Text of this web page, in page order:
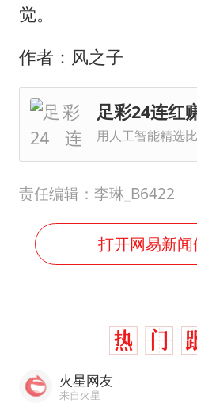
觉。
作者：风之子
足彩24连红
用人工智能精选
责任编辑：李琳_B6422
打开网易新
火星网友
来自火星